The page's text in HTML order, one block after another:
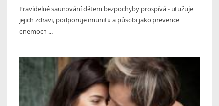
Pravidelné saunování dětem bezpochyby prospívá - utužuje
jejich zdraví, podporuje imunitu a působí jako prevence
onemocn ...